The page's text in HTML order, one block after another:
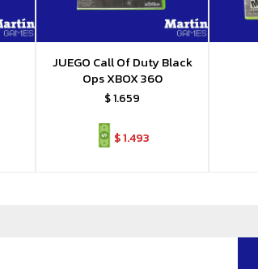
JUEGO Call Of Duty Black
Ops XBOX 360
$1.659
$1.493